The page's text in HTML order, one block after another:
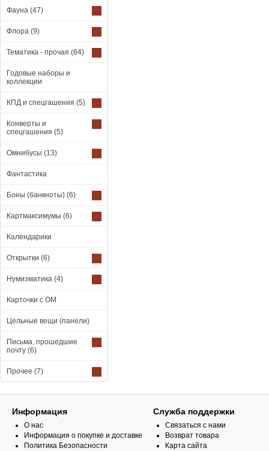
Фауна (47)
Флора (9)
Тематика - прочая (64)
Годовые наборы и
коллекции
КПД и спецгашения (5)
Конверты и
спецгашения (5)
Омнибусы (13)
Фантастика
Боны (банкноты) (6)
Картмаксимумы (6)
Календарики
Открытки (6)
Нумизматика (4)
Карточки с ОМ
Цельные вещи (панели)
Письма, прошедшие
почту (6)
Прочее (7)
Информация
О нас
Информация о покупке и доставке
Политика Безопасности
Служба поддержки
Связаться с нами
Возврат товара
Карта сайта